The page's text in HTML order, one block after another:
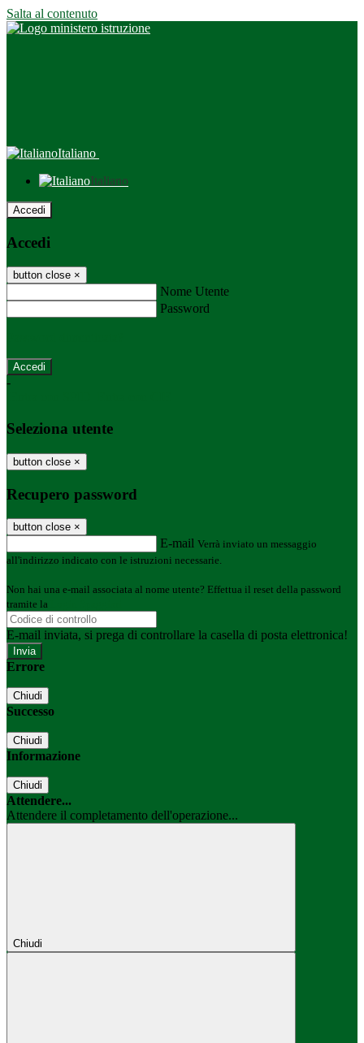
Salta al contenuto
Italiano
Italiano
Accedi
Accedi
button close ×
Nome Utente
Password
-
Seleziona utente
button close ×
Recupero password
button close ×
E-mail Verrà inviato un messaggio
all'indirizzo indicato con le istruzioni necessarie.
Non hai una e-mail associata al nome utente? Effettua il reset della password
tramite la
E-mail inviata, si prega di controllare la casella di posta elettronica!
Errore
Chiudi
Successo
Chiudi
Informazione
Chiudi
Attendere...
Attendere il completamento dell'operazione...
Chiudi